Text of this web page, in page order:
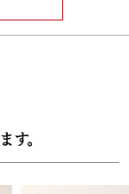
広がる芳醇な旨味
主が長年の経験で
お楽しみいただけ
す。